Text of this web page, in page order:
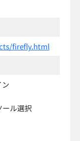
firefly.html
ール選択